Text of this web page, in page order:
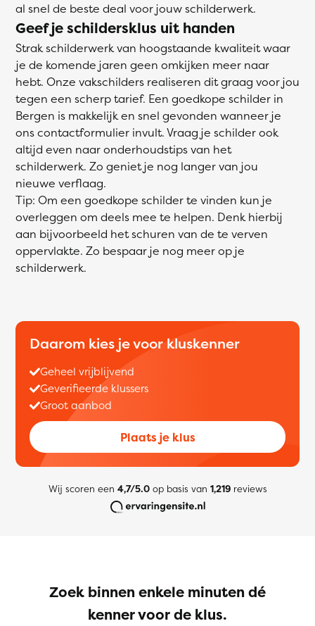
al snel de beste deal voor jouw schilderwerk.
Geef je schildersklus uit handen
Strak schilderwerk van hoogstaande kwaliteit waar
je de komende jaren geen omkijken meer naar
hebt. Onze vakschilders realiseren dit graag voor jou
tegen een scherp tarief. Een goedkope schilder in
Bergen is makkelijk en snel gevonden wanneer je
ons contactformulier invult. Vraag je schilder ook
altijd even naar onderhoudstips van het
schilderwerk. Zo geniet je nog langer van jou
nieuwe verflaag.
Tip: Om een goedkope schilder te vinden kun je
overleggen om deels mee te helpen. Denk hierbij
aan bijvoorbeeld het schuren van de te verven
oppervlakte. Zo bespaar je nog meer op je
schilderwerk.
Daarom kies je voor kluskenner
Geheel vrijblijvend
Geverifieerde klussers
Groot aanbod
Plaats je klus
Wij scoren een 4,7/5.0op basis van 1,219reviews
Zoek binnen enkele minuten dé
kenner voor de klus.